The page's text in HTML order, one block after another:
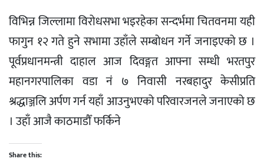
विभिन्न जिल्लामा विरोधसभा भइरहेका सन्दर्भमा चितवनमा यही
फागुन १२ गते हुने सभामा उहाँले सम्बोधन गर्ने जनाइएको छ ।
पूर्वप्रधानमन्त्री दाहाल आज दिवङ्गत आफ्ना सम्धी भरतपुर
महानगरपालिका वडा नं ७ निवासी नरबहादुर केसीप्रति
श्रद्धाञ्जलि अर्पण गर्न यहाँ आउनुभएको परिवारजनले जनाएको छ
। उहाँ आजै काठमाडौँ फर्किने
Share this: